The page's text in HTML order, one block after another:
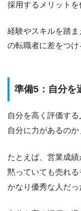
採用するメリットを
経験やスキルを踏
の転職者に差をつけ
準備5：自分を
自分を高く評価す
自分に力があるのか
たとえば、営業成
黙っていても売れ
かなり優秀な人だっ